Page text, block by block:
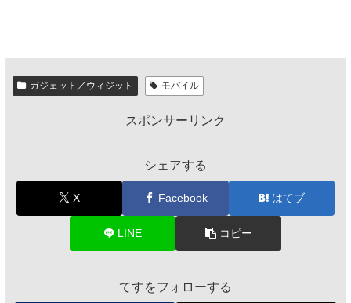
ガジェット／ウィジット モバイル
スポンサーリンク
シェアする
X Facebook はてブ
LINE コピー
てすをフォローする